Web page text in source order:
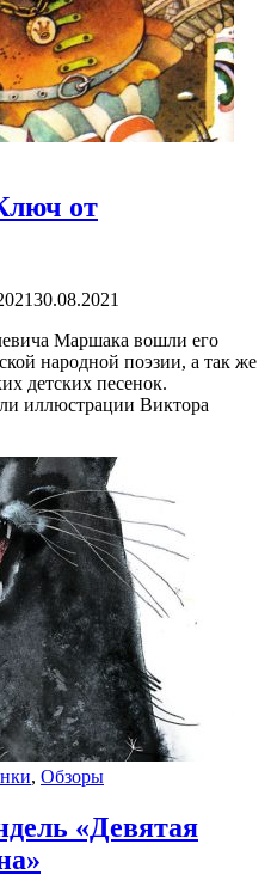
от
30.08.2021
Маршака вошли его
народной поэзии, а так же
детских песенок.
иллюстрации Виктора
, Обзоры
«Девятая